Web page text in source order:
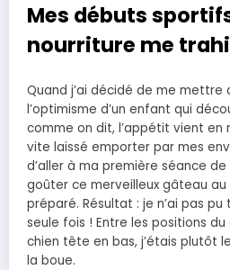
Mes débuts
nourriture me
Quand j’ai décidé de me mettre
l’optimisme d’un enfant qui
comme on dit, l’appétit vient en
vite laissé emporter par mes
d’aller à ma première séance
goûter ce merveilleux gâteau au
préparé. Résultat : je n’ai pas
seule fois ! Entre les positions
chien tête en bas, j’étais plutôt
la boue.